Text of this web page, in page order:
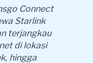
Connect
Starlink
terjangkau
di lokasi
hingga